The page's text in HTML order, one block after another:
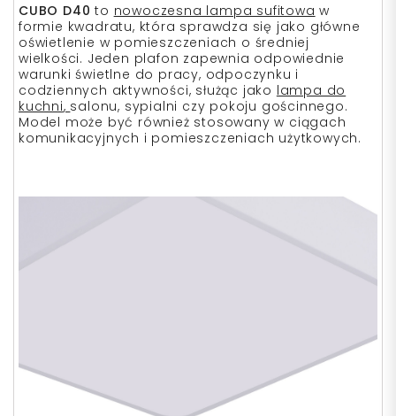
CUBO D40 to nowoczesna lampa sufitowa w
formie kwadratu, która sprawdza się jako główne
oświetlenie w pomieszczeniach o średniej
wielkości. Jeden plafon zapewnia odpowiednie
warunki świetlne do pracy, odpoczynku i
codziennych aktywności, służąc jako lampa do
kuchni, salonu, sypialni czy pokoju gościnnego.
Model może być również stosowany w ciągach
komunikacyjnych i pomieszczeniach użytkowych.